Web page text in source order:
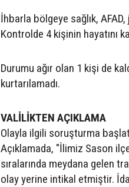
İhbarla bölgeye sağlık,
Kontrolde 4 kişinin hayatını
Durumu ağır olan 1 kişi de
kurtarılamadı.
VALİLİKTEN AÇIKLAMA
Olayla ilgili soruşturma
Açıklamada, "İlimiz Sason
sıralarında meydana gelen
olay yerine intikal etmiştir.